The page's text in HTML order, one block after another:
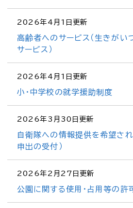
2026年4月1日更新
高齢者へのサービス（生きがい
サービス）
2026年4月1日更新
小・中学校の就学援助制度
2026年3月30日更新
自衛隊への情報提供を希望され
申出の受付）
2026年2月27日更新
公園に関する使用・占用等の許